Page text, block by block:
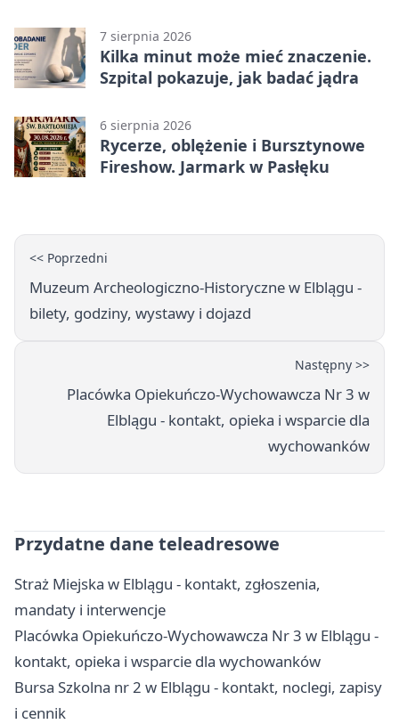
7 sierpnia 2026
Kilka minut może mieć znaczenie.
Szpital pokazuje, jak badać jądra
6 sierpnia 2026
Rycerze, oblężenie i Bursztynowe
Fireshow. Jarmark w Pasłęku
<< Poprzedni
Muzeum Archeologiczno-Historyczne w Elblągu -
bilety, godziny, wystawy i dojazd
Następny >>
Placówka Opiekuńczo-Wychowawcza Nr 3 w
Elblągu - kontakt, opieka i wsparcie dla
wychowanków
Przydatne dane teleadresowe
Straż Miejska w Elblągu - kontakt, zgłoszenia,
mandaty i interwencje
Placówka Opiekuńczo-Wychowawcza Nr 3 w Elblągu -
kontakt, opieka i wsparcie dla wychowanków
Bursa Szkolna nr 2 w Elblągu - kontakt, noclegi, zapisy
i cennik